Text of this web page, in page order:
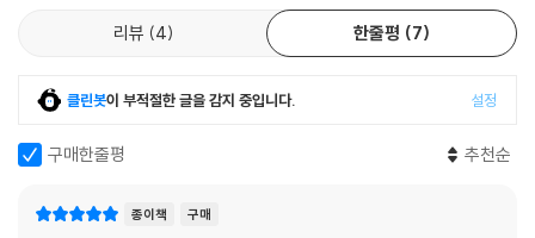
리뷰 4 한줄평 7
클린봇이 부적절한 글을 감지 중입니다. 설정
구매한줄평 추천순
종이책 구매